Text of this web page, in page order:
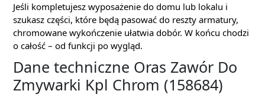
Jeśli kompletujesz wyposażenie do domu lub lokalu i
szukasz części, które będą pasować do reszty armatury,
chromowane wykończenie ułatwia dobór. W końcu chodzi
o całość – od funkcji po wygląd.
Dane techniczne Oras Zawór Do
Zmywarki Kpl Chrom (158684)